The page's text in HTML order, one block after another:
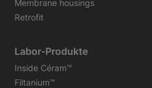
Membrane housings
Retrofit
Labor-Produkte
Inside Céram™
Filtanium™